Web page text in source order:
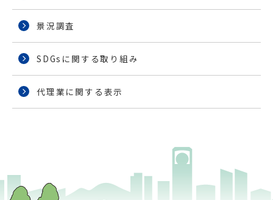
景況調査
SDGsに関する取り組み
代理業に関する表示